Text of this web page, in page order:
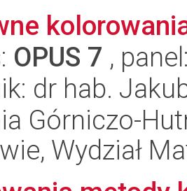
OPUS 7 ,
dr hab.
Górniczo-
Wydział